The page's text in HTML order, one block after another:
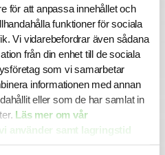
för att anpassa innehållet och
funktioner för sociala
Vi vidarebefordrar även sådana
från din enhet till de sociala
som vi samarbetar
informationen med annan
eller som de har samlat in
Läs mer om vår
använder samt lagringstid